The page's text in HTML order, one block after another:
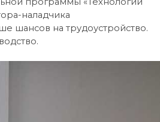
наладчика
шансов на трудоустройство.